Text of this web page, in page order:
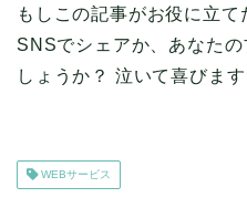
もしこの記事がお役に立
SNSでシェアか、あなた
しょうか？ 泣いて喜びます
WEBサービス